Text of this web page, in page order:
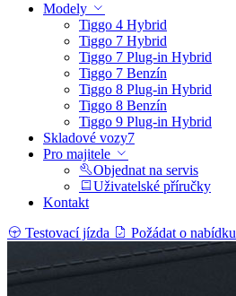
Modely
Tiggo 4 Hybrid
Tiggo 7 Hybrid
Tiggo 7 Plug-in Hybrid
Tiggo 7 Benzín
Tiggo 8 Plug-in Hybrid
Tiggo 8 Benzín
Tiggo 9 Plug-in Hybrid
Skladové vozy7
Pro majitele
Objednat na servis
Uživatelské příručky
Kontakt
Testovací jízda
Požádat o nabídku